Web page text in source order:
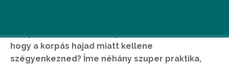
Ha nyáron sem tudsz kilépni az utcára anélkül,
hogy a korpás hajad miatt kellene
szégyenkezned? Íme néhány szuper praktika,